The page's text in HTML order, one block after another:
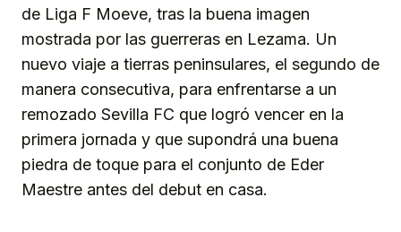
de Liga F Moeve, tras la buena imagen
mostrada por las guerreras en Lezama. Un
nuevo viaje a tierras peninsulares, el segundo de
manera consecutiva, para enfrentarse a un
remozado Sevilla FC que logró vencer en la
primera jornada y que supondrá una buena
piedra de toque para el conjunto de Eder
Maestre antes del debut en casa.